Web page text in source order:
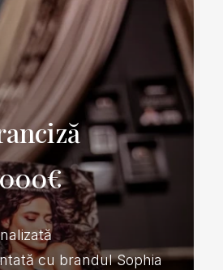
cu brandul Sophia